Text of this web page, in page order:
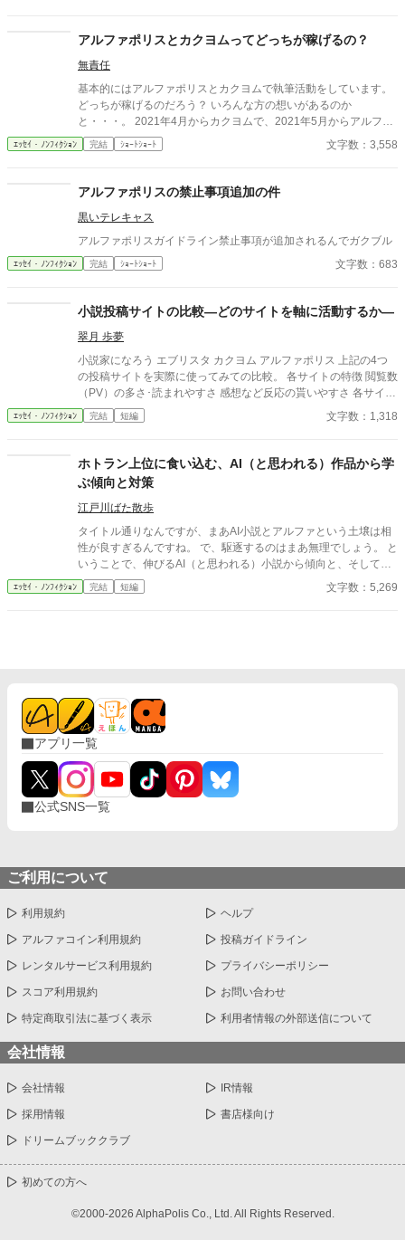
アルファポリスとカクヨムってどっちが稼げるの？
無責任
基本的にはアルファポリスとカクヨムで執筆活動をしています。
どっちが稼げるのだろう？ いろんな方の想いがあるのか
と・・・。 2021年4月からカクヨムで、2021年5月からアルファ
ポリスで執筆を開始しました。 あくまで、僕の場合ですが、実デ
ータを元に・・・。
ｴｯｾｲ・ﾉﾝﾌｨｸｼｮﾝ 完結 ｼｮｰﾄｼｮｰﾄ 文字数：3,558
アルファポリスの禁止事項追加の件
黒いテレキャス
アルファポリスガイドライン禁止事項が追加されるんでガクブル
ｴｯｾｲ・ﾉﾝﾌｨｸｼｮﾝ 完結 ｼｮｰﾄｼｮｰﾄ 文字数：683
小説投稿サイトの比較―どのサイトを軸に活動するか―
翠月 歩夢
小説家になろう エブリスタ カクヨム アルファポリス 上記の4つ
の投稿サイトを実際に使ってみての比較。 各サイトの特徴 閲覧数
（PV）の多さ･読まれやすさ 感想など反応の貰いやすさ 各サイト
のジャンル傾向 以上を基準に比較する。 ☆どのサイトを使おうか
と色々試している時に軽く整理したメモがあり、せっかくなので
まとめたものなので短く簡単にしかまとめてないので、もっと詳
しく知りたい場合は他の人のを参考にすることを推奨します。
ｴｯｾｲ・ﾉﾝﾌｨｸｼｮﾝ 完結 短編 文字数：1,318
ホトラン上位に食い込む、AI（と思われる）作品から学
ぶ傾向と対策
江戸川ばた散歩
タイトル通りなんですが、まあAI小説とアルファという土壌は相
性が良すぎるんですね。 で、駆逐するのはまあ無理でしょう。 と
いうことで、伸びるAI（と思われる）小説から傾向と、そして自
筆系にも生かせること、そしてAIには無理なことに関して。
ｴｯｾｲ・ﾉﾝﾌｨｸｼｮﾝ 完結 短編 文字数：5,269
アプリ一覧
公式SNS一覧
ご利用について
利用規約 ヘルプ
アルファコイン利用規約 投稿ガイドライン
レンタルサービス利用規約 プライバシーポリシー
スコア利用規約 お問い合わせ
特定商取引法に基づく表示 利用者情報の外部送信について
会社情報
会社情報 IR情報
採用情報 書店様向け
ドリームブッククラブ
初めての方へ
©2000-2026 AlphaPolis Co., Ltd. All Rights Reserved.